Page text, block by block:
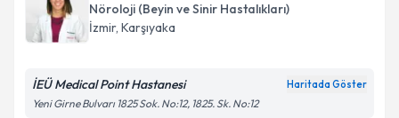
E-posta Adresiniz
Kişisel verilerimin işlenmesine ilişkin
Nöroloji (Beyin ve Sinir Hastalıkları)
İzmir, Karşıyaka
İEÜ Medical Point Hastanesi Haritada Göster
Yeni Girne Bulvarı 1825 Sok. No:12, 1825. Sk. No:12